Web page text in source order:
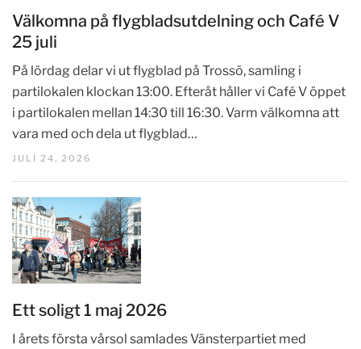
Välkomna på flygbladsutdelning och Café V
25 juli
På lördag delar vi ut flygblad på Trossö, samling i
partilokalen klockan 13:00. Efteråt håller vi Café V öppet
i partilokalen mellan 14:30 till 16:30. Varm välkomna att
vara med och dela ut flygblad…
JULI 24, 2026
Ett soligt 1 maj 2026
I årets första vårsol samlades Vänsterpartiet med